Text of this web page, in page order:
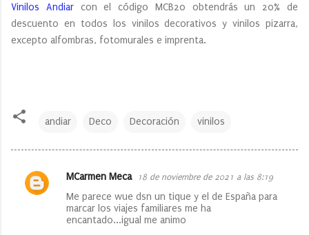
Vinilos Andiarcon el código MCB20 obtendrás un 20% de
descuento en todos los vinilos decorativos y vinilos pizarra,
excepto alfombras, fotomurales e imprenta.
andiar Deco Decoración vinilos
C
MCarmen Meca 18 de noviembre de 2021 a las 8:19
Me parece wue dsn un tique y el de España para
marcar los viajes familiares me ha
encantado...igual me animo